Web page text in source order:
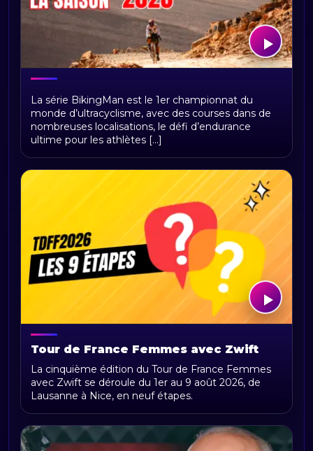
BikingMan Direct : toute la saison 2026
du championnat du monde
d'ultracyclisme sur Radio Sports
La série BikingMan est le 1er championnat du
monde d’ultracyclisme, avec des courses dans de
nombreuses localisations, le défi d’endurance
ultime pour les athlètes [...]
Tour de France Femmes avec Zwift
2026 : parcours, étapes, calendrier et
actualités
La cinquième édition du Tour de France Femmes
avec Zwift se déroule du 1er au 9 août 2026, de
Lausanne à Nice, en neuf étapes.